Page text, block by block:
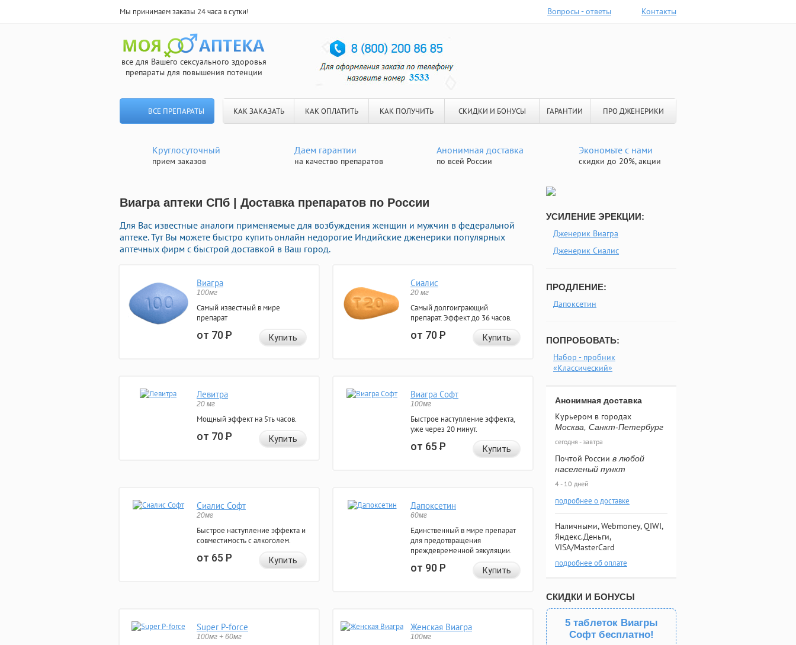
Мы принимаем заказы 24 часа в сутки! Вопросы - ответы Контакты
все для Вашего сексуального здоровья
препараты для повышения потенции
ВСЕ ПРЕПАРАТЫ КАК ЗАКАЗАТЬ КАК ОПЛАТИТЬ КАК ПОЛУЧИТЬ СКИДКИ И БОНУСЫ ГАРАНТИИ ПРО ДЖЕНЕРИКИ
Круглосуточный
прием заказов
Даем гарантии
на качество препаратов
Анонимная доставка
по всей России
Экономьте с нами
скидки до 20%, акции
Виагра аптеки СПб | Доставка препаратов по России
Для Вас известные аналоги применяемые для возбуждения женщин и мужчин в федеральной
аптеке. Тут Вы можете быстро купить онлайн недорогие Индийские дженерики популярных
аптечных фирм с быстрой доставкой в Ваш город.
Виагра
100мг
Самый известный в мире
препарат
от 70Р Купить
Сиалис
20 мг
Самый долгоиграющий
препарат. Эффект до 36 часов.
от 70Р Купить
Левитра
20 мг
Мощный эффект на 5ть часов.
от 70Р Купить
Виагра Софт
100мг
Быстрое наступление эффекта,
уже через 20 минут.
от 65Р Купить
Сиалис Софт
20мг
Быстрое наступление эффекта и
совместимость с алкоголем.
от 65Р Купить
Дапоксетин
60мг
Единственный в мире препарат
для предотвращения
преждевременной эякуляции.
от 90Р Купить
Super P-force
100мг + 60мг
Женская Виагра
100мг
УСИЛЕНИЕ ЭРЕКЦИИ:
Дженерик Виагра
Дженерик Сиалис
ПРОДЛЕНИЕ:
Дапоксетин
ПОПРОБОВАТЬ:
Набор - пробник
«Классический»
Анонимная доставка
Курьером в городах
Москва, Санкт-Петербург
сегодня - завтра
Почтой России в любой
населеный пункт
4 - 10 дней
подробнее о доставке
Наличными, Webmoney, QIWI,
Яндекс.Деньги,
VISA/MasterCard
подробнее об оплате
СКИДКИ И БОНУСЫ
5 таблеток Виагры
Софт бесплатно!